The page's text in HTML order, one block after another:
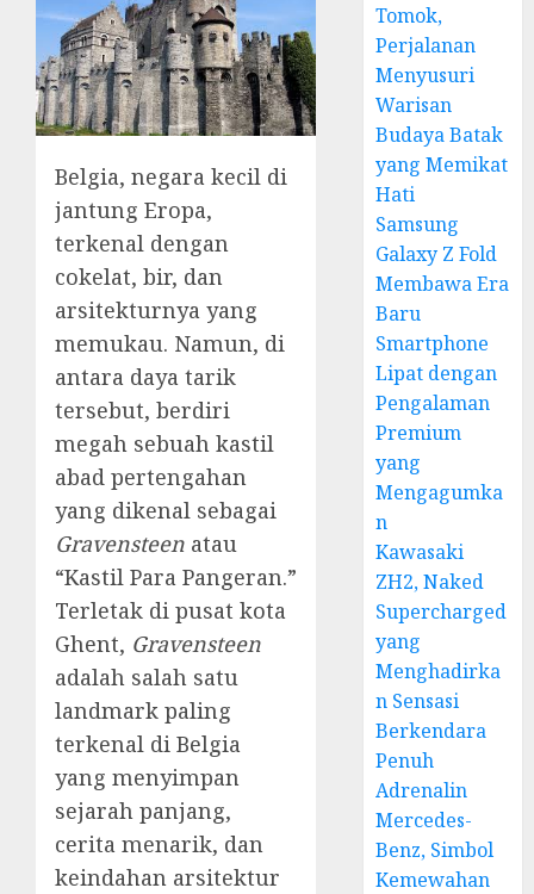
Belgia, negara kecil di
jantung Eropa,
terkenal dengan
cokelat, bir, dan
arsitekturnya yang
memukau. Namun, di
antara daya tarik
tersebut, berdiri
megah sebuah kastil
abad pertengahan
yang dikenal sebagai
Gravensteen atau
“Kastil Para Pangeran.”
Terletak di pusat kota
Ghent, Gravensteen
adalah salah satu
landmark paling
terkenal di Belgia
yang menyimpan
sejarah panjang,
cerita menarik, dan
keindahan arsitektur
Tomok,
Perjalanan
Menyusuri
Warisan
Budaya Batak
yang Memikat
Hati
Samsung
Galaxy Z Fold
Membawa Era
Baru
Smartphone
Lipat dengan
Pengalaman
Premium
yang
Mengagumka
n
Kawasaki
ZH2, Naked
Supercharged
yang
Menghadirka
n Sensasi
Berkendara
Penuh
Adrenalin
Mercedes-
Benz, Simbol
Kemewahan